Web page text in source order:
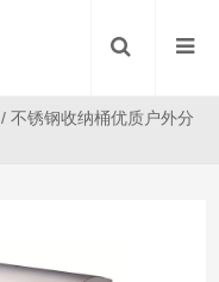
/不锈钢收纳桶优质户外分